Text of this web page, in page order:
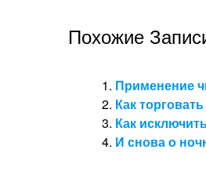
Похожие
Применение
Как
Как
И снова о